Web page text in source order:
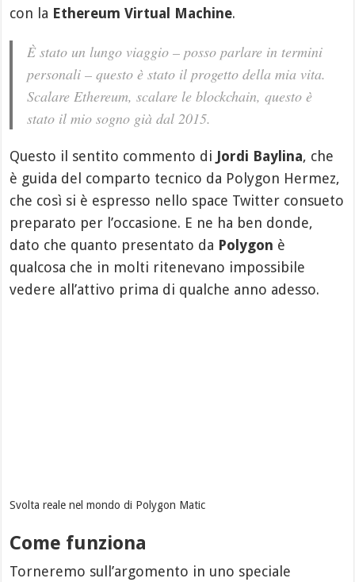
con la Ethereum Virtual Machine.
È stato un lungo viaggio – posso parlare in termini
personali – questo è stato il progetto della mia vita.
Scalare Ethereum, scalare le blockchain, questo è
stato il mio sogno già dal 2015.
Questo il sentito commento di Jordi Baylina, che
è guida del comparto tecnico da Polygon Hermez,
che così si è espresso nello space Twitter consueto
preparato per l’occasione. E ne ha ben donde,
dato che quanto presentato da Polygon è
qualcosa che in molti ritenevano impossibile
vedere all’attivo prima di qualche anno adesso.
Svolta reale nel mondo di Polygon Matic
Come funziona
Torneremo sull’argomento in uno speciale